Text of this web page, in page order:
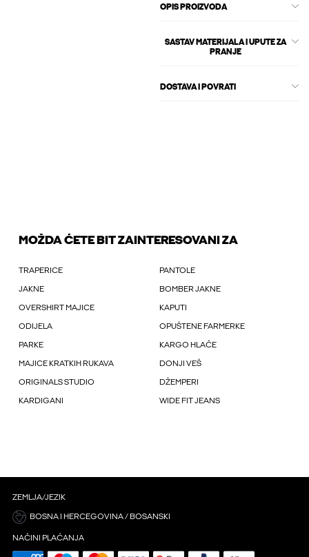
OPIS PROIZVODA
SASTAV MATERIJALA I UPUTE ZA
PRANJE
DOSTAVA I POVRATI
MOŽDA ĆETE BIT ZAINTERESOVANI ZA
TRAPERICE PANTOLE
JAKNE BOMBER JAKNE
OVERSHIRT MAJICE KAPUTI
ODIJELA OPUŠTENE FARMERKE
PARKE KARGO HLAČE
MAJICE KRATKIH RUKAVA DONJI VEŠ
ORIGINALS STUDIO DŽEMPERI
KARDIGANI WIDE FIT JEANS
ZEMLJA/JEZIK
BOSNA I HERCEGOVINA / BOSANSKI
NAČINI PLAĆANJA